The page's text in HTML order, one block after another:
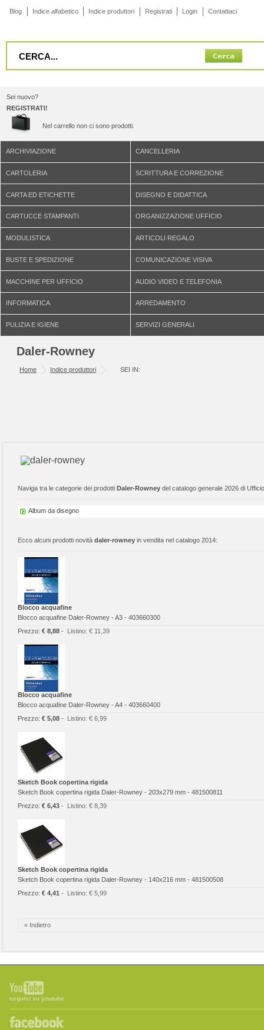
Blog Indice alfabetico Indice produttori Registrati Login Contattaci
Sei nuovo?
REGISTRATI!
Nel carrello non ci sono prodotti.
ARCHIVIAZIONE CANCELLERIA
CARTOLERIA SCRITTURA E CORREZIONE
CARTA ED ETICHETTE DISEGNO E DIDATTICA
CARTUCCE STAMPANTI ORGANIZZAZIONE UFFICIO
MODULISTICA ARTICOLI REGALO
BUSTE E SPEDIZIONE COMUNICAZIONE VISIVA
MACCHINE PER UFFICIO AUDIO VIDEO E TELEFONIA
INFORMATICA ARREDAMENTO
PULIZIA E IGIENE SERVIZI GENERALI
Daler-Rowney
SEI IN:
Home Indice produttori
Naviga tra le categorie dei prodotti Daler-Rowney del catalogo generale 2026 di
Album da disegno
Ecco alcuni prodotti novità daler-rowney in vendita nel catalogo 2014:
Blocco acquafine
Blocco acquafine Daler-Rowney - A3 - 403660300
Prezzo: € 8,88 - Listino: € 11,39
Blocco acquafine
Blocco acquafine Daler-Rowney - A4 - 403660400
Prezzo: € 5,08 - Listino: € 6,99
Sketch Book copertina rigida
Sketch Book copertina rigida Daler-Rowney - 203x279 mm - 481500811
Prezzo: € 6,43 - Listino: € 8,39
Sketch Book copertina rigida
Sketch Book copertina rigida Daler-Rowney - 140x216 mm - 481500508
Prezzo: € 4,41 - Listino: € 5,99
« Indietro
seguici su youtube